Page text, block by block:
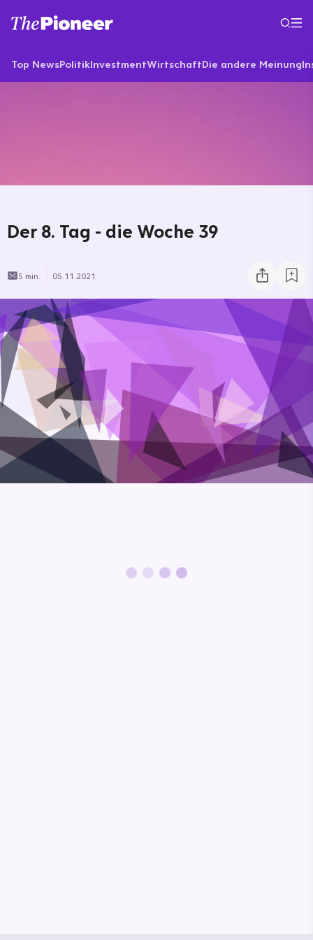
Top NewsPolitikInvestmentWirtschaftDie andere Meinung
Der 8. Tag - die Woche 39
5 min. 05.11.2021